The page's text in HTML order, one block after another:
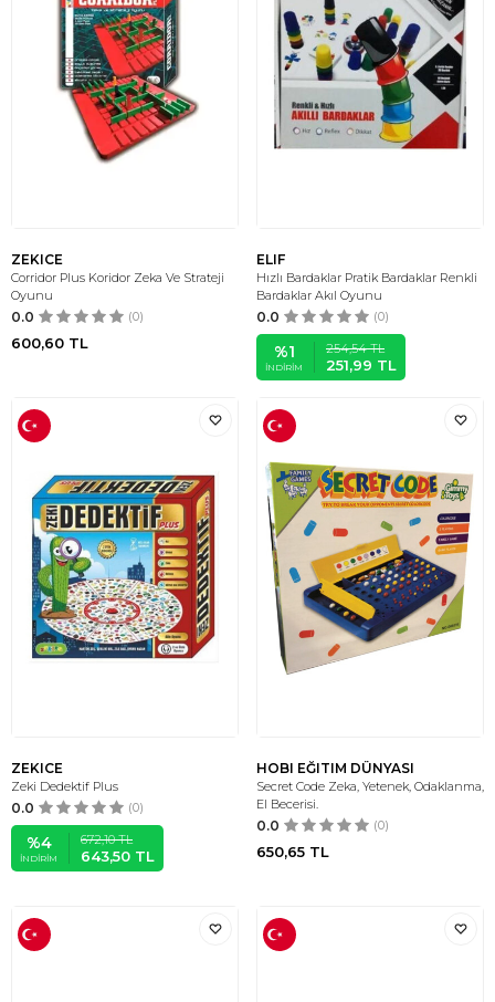
ZEKICE
Corridor Plus Koridor Zeka Ve Strateji
Oyunu
0.0 (0)
600,60 TL
ELIF
Hızlı Bardaklar Pratik Bardaklar Renkli
Bardaklar Akıl Oyunu
0.0 (0)
%1
İNDIRIM
254,54TL
251,99 TL
ZEKICE
Zeki Dedektif Plus
0.0 (0)
%4
İNDIRIM
672,10TL
643,50 TL
HOBI EĞITIM DÜNYASI
Secret Code Zeka, Yetenek, Odaklanma,
El Becerisi.
0.0 (0)
650,65 TL